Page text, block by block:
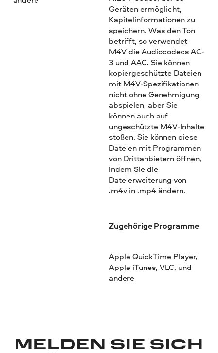
Geräten ermöglicht,
Kapitelinformationen zu
speichern. Was den Ton
betrifft, so verwendet
M4V die Audiocodecs AC-
3 und AAC. Sie können
kopiergeschützte Dateien
mit M4V-Spezifikationen
nicht ohne Genehmigung
abspielen, aber Sie
können auch auf
ungeschützte M4V-Inhalte
stoßen. Sie können diese
Dateien mit Programmen
von Drittanbietern öffnen,
indem Sie die
Dateierweiterung von
.m4v in .mp4 ändern.
Zugehörige Programme
Apple QuickTime Player,
Apple iTunes, VLC, und
andere
MELDEN SIE SICH